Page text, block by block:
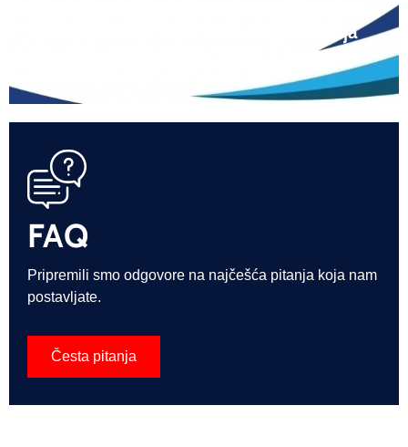
razred srednjih škola Kantona Središnja
Bosna u školskoj 2026./2027. godini
FAQ
Pripremili smo odgovore na najčešća pitanja koja nam
postavljate.
Česta pitanja